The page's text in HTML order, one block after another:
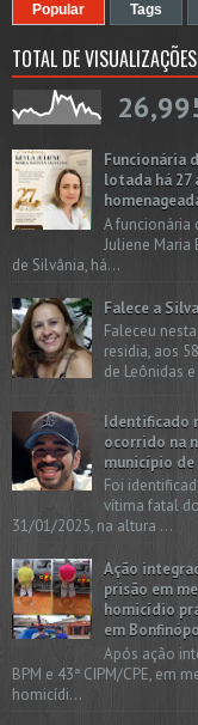
Popular Tags
TOTAL DE
Funcionária
lotada há 27
A funcionária
Juliene Maria
de Silvânia, há...
Falece a
Faleceu
residia, aos
de Leônidas
Identificado
ocorrido na
município
Foi
vítima fatal
31/01/2025, na altura ...
Ação
prisão em
homicídio
em
Após ação
BPM e 43ª CIPM/CPE, em
homicídi...